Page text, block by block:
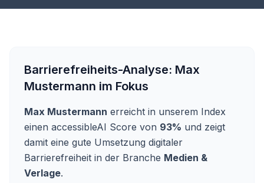
Barrierefreiheits-Analyse: Max
Mustermann im Fokus
Max Mustermann erreicht in unserem Index
einen accessibleAI Score von 93% und zeigt
damit eine gute Umsetzung digitaler
Barrierefreiheit in der Branche Medien &
Verlage.